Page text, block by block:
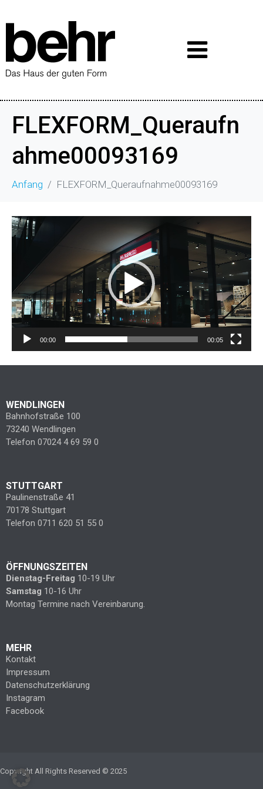
FLEXFORM_Queraufn
ahme00093169
Anfang FLEXFORM_Queraufnahme00093169
Video-
Player
00:00 00:05
WENDLINGEN
Bahnhofstraße 100
73240 Wendlingen
Telefon 07024 4 69 59 0
STUTTGART
Paulinenstraße 41
70178 Stuttgart
Telefon 0711 620 51 55 0
ÖFFNUNGSZEITEN
Dienstag-Freitag 10-19 Uhr
Samstag 10-16 Uhr
Montag Termine nach Vereinbarung.
MEHR
Kontakt
Impressum
Datenschutzerklärung
Instagram
Facebook
Copyright All Rights Reserved © 2025